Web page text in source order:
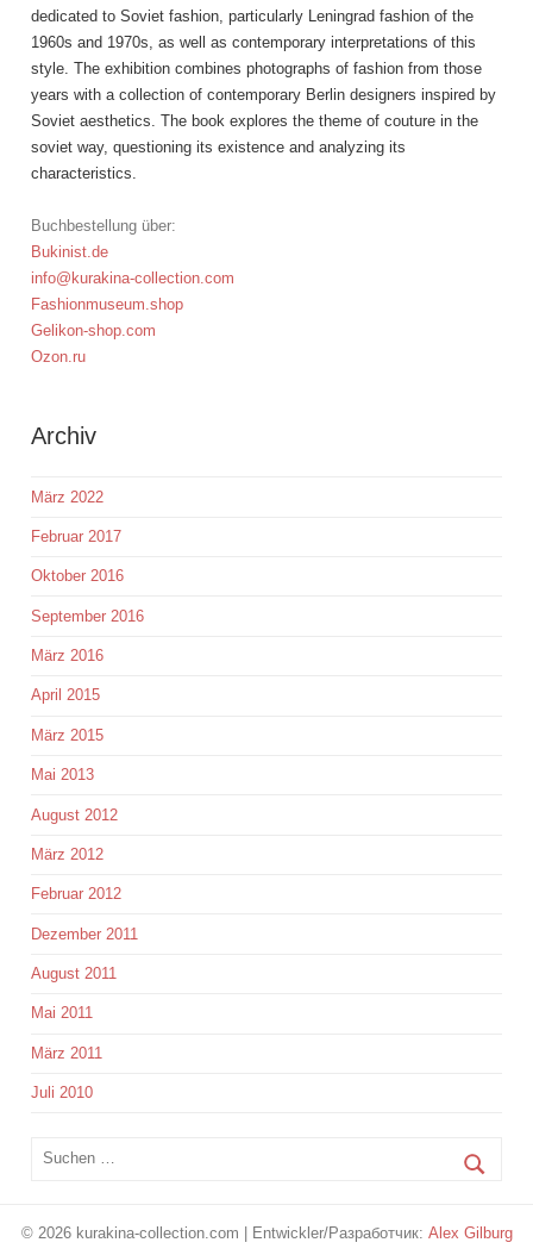
dedicated to Soviet fashion, particularly Leningrad fashion of the
1960s and 1970s, as well as contemporary interpretations of this
style. The exhibition combines photographs of fashion from those
years with a collection of contemporary Berlin designers inspired by
Soviet aesthetics. The book explores the theme of couture in the
soviet way, questioning its existence and analyzing its
characteristics.
Buchbestellung über:
Bukinist.de
info@kurakina-collection.com
Fashionmuseum.shop
Gelikon-shop.com
Ozon.ru
Archiv
März 2022
Februar 2017
Oktober 2016
September 2016
März 2016
April 2015
März 2015
Mai 2013
August 2012
März 2012
Februar 2012
Dezember 2011
August 2011
Mai 2011
März 2011
Juli 2010
© 2026 kurakina-collection.com | Entwickler/Разработчик: Alex Gilburg